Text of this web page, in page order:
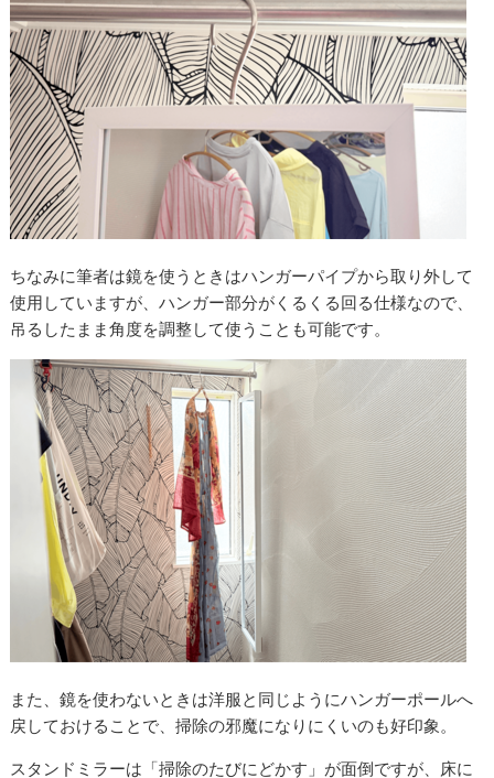
ちなみに筆者は鏡を使うときはハンガーパイプから取り外して
使用していますが、ハンガー部分がくるくる回る仕様なので、
吊るしたまま角度を調整して使うことも可能です。
また、鏡を使わないときは洋服と同じようにハンガーポールへ
戻しておけることで、掃除の邪魔になりにくいのも好印象。
スタンドミラーは「掃除のたびにどかす」が面倒ですが、床に